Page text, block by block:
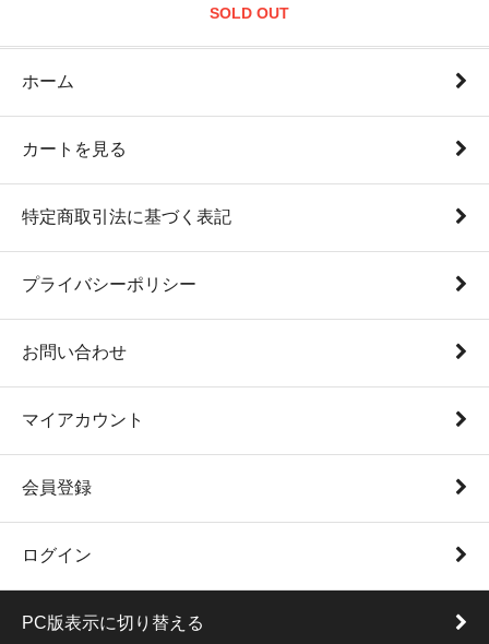
SOLD OUT
ホーム
カートを見る
特定商取引法に基づく表記
プライバシーポリシー
お問い合わせ
マイアカウント
会員登録
ログイン
PC版表示に切り替える